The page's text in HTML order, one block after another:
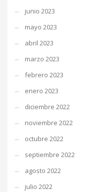
junio 2023
mayo 2023
abril 2023
marzo 2023
febrero 2023
enero 2023
diciembre 2022
noviembre 2022
octubre 2022
septiembre 2022
agosto 2022
julio 2022